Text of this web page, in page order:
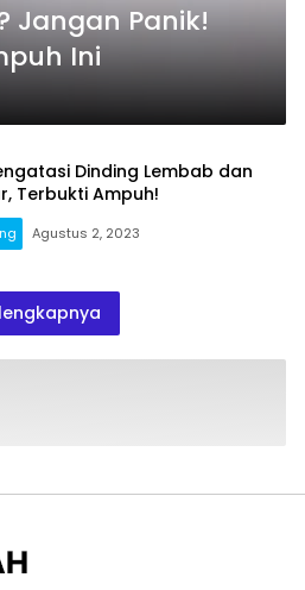
Jangan Panik!
Ini
Dinding Lembab dan
Terbukti Ampuh!
Agustus 2, 2023